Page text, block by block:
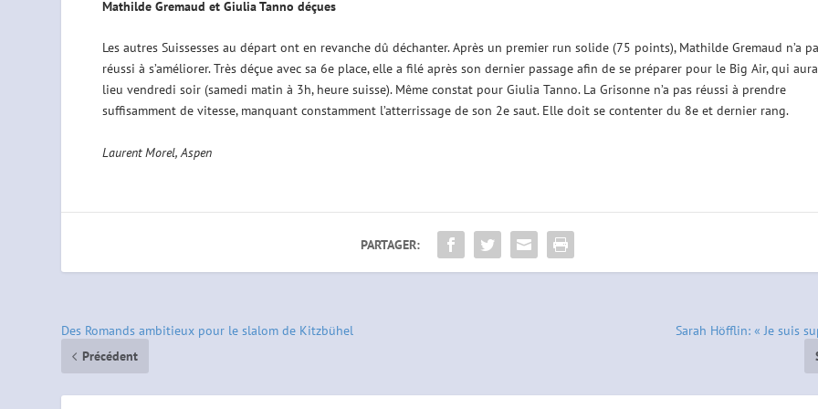
Mathilde Gremaud et Giulia Tanno déçues
Les autres Suissesses au départ ont en revanche dû déchanter. Après un premier run solide (75 points), Mathilde Gremaud n’a
réussi à s’améliorer. Très déçue avec sa 6e place, elle a filé après son dernier passage afin de se préparer pour le Big Air, qui aura
lieu vendredi soir (samedi matin à 3h, heure suisse). Même constat pour Giulia Tanno. La Grisonne n’a pas réussi à prendre
suffisamment de vitesse, manquant constamment l’atterrissage de son 2e saut. Elle doit se contenter du 8e et dernier rang.
Laurent Morel, Aspen
PARTAGER:
Des Romands ambitieux pour le slalom de Kitzbühel
Précédent
Sarah Höfflin: « Je suis